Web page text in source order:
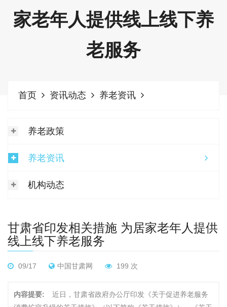
家老年人提供线上线下养
老服务
首页 资讯动态 养老资讯
养老政策
养老资讯
机构动态
甘肃省印发相关措施 为居家老年人提供
线上线下养老服务
09/17 中国甘肃网 199 次
内容提要:
近日，甘肃省政府办公厅印发《关于促进养老服务